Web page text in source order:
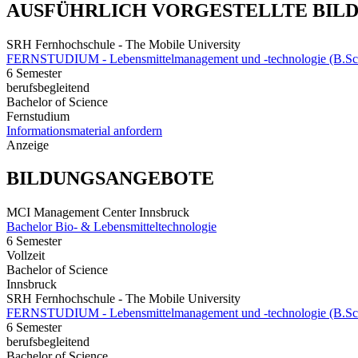
AUSFÜHRLICH VORGESTELLTE
SRH Fernhochschule - The Mobile University
FERNSTUDIUM - Lebensmittelmanagement und -technologie
6 Semester
berufsbegleitend
Bachelor of Science
Fernstudium
Informationsmaterial anfordern
Anzeige
BILDUNGSANGEBOTE
MCI Management Center Innsbruck
Bachelor Bio- & Lebensmitteltechnologie
6 Semester
Vollzeit
Bachelor of Science
Innsbruck
SRH Fernhochschule - The Mobile University
FERNSTUDIUM - Lebensmittelmanagement und -technologie
6 Semester
berufsbegleitend